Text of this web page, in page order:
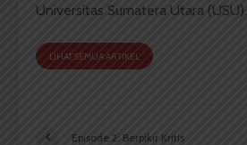
Universitas Sumatera Utara (USU).
LIHAT SEMUA ARTIKEL
Episode 2: Berpikir Kritis